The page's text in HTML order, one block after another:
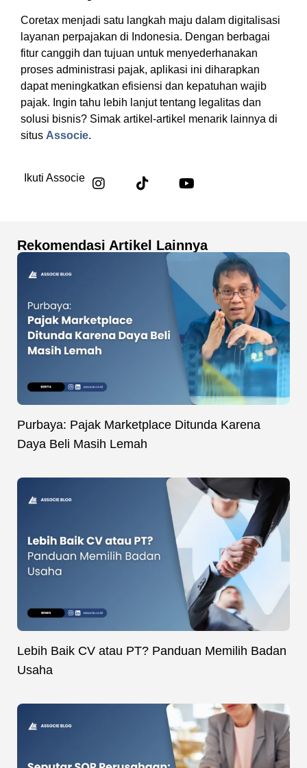
Coretax menjadi satu langkah maju dalam digitalisasi
layanan perpajakan di Indonesia. Dengan berbagai
fitur canggih dan tujuan untuk menyederhanakan
proses administrasi pajak, aplikasi ini diharapkan
dapat meningkatkan efisiensi dan kepatuhan wajib
pajak. Ingin tahu lebih lanjut tentang legalitas dan
solusi bisnis? Simak artikel-artikel menarik lainnya di
situs Associe.
Ikuti Associe
Rekomendasi Artikel Lainnya
Purbaya: Pajak Marketplace Ditunda Karena
Daya Beli Masih Lemah
Lebih Baik CV atau PT? Panduan Memilih Badan
Usaha